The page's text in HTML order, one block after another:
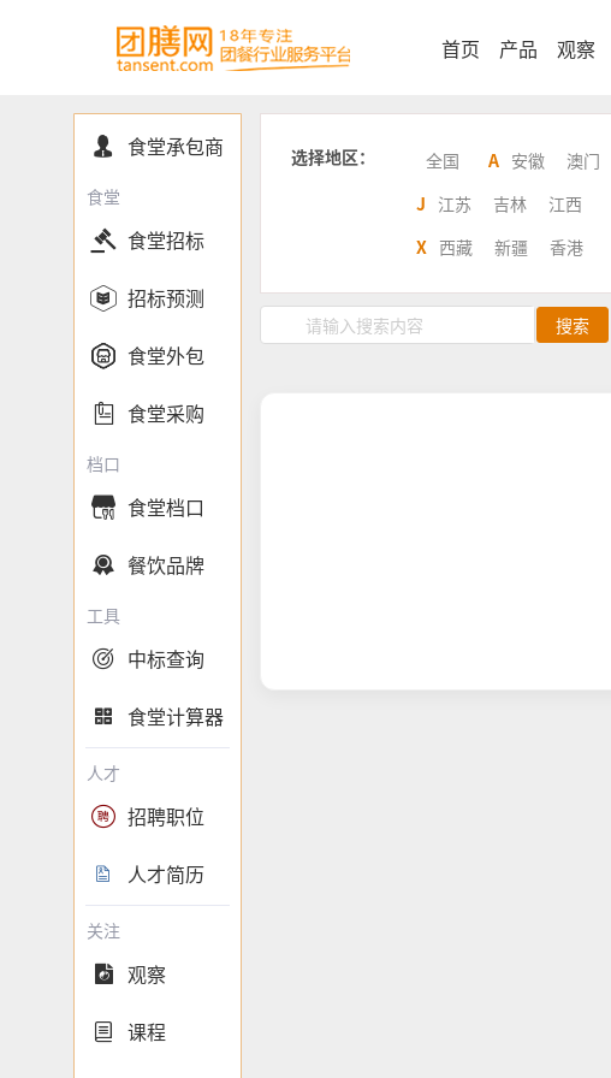
首页 产品 观察
 食堂承包商
食堂
 食堂招标
 招标预测
 食堂外包
 食堂采购
档口
 食堂档口
 餐饮品牌
工具
 中标查询
 食堂计算器
人才
 招聘职位
 人才简历
关注
 观察
 课程
选择地区： 全国 A 安徽 澳门
J 江苏 吉林 江西
X 西藏 新疆 香港
搜索